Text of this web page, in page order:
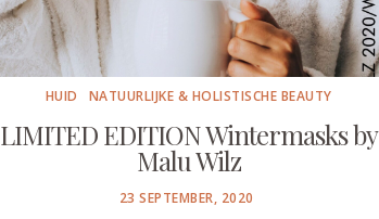
HUID NATUURLIJKE & HOLISTISCHE BEAUTY
LIMITED EDITION Wintermasks by
Malu Wilz
POSTED
23 SEPTEMBER, 2020